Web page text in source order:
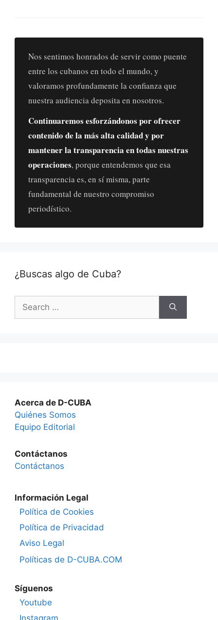
Nos sentimos honrados de servir como puente
entre los cubanos en todo el mundo, y
valoramos profundamente la confianza que
nuestra audiencia deposita en nosotros.
Continuaremos esforzándonos por ofrecer
contenido de la más alta calidad y por
mantener la transparencia en todas nuestras
operaciones, porque entendemos que esa
transparencia es, en sí misma, parte
fundamental de nuestro compromiso
periodístico.
¿Buscas algo de Cuba?
Search
for:
Acerca de D-CUBA
Quiénes Somos
Equipo Editorial
Contáctanos
Contáctanos
Información Legal
Política de Cookies
Política de Privacidad
Aviso Legal
Políticas de D-CUBA.COM
Síguenos
Youtube
Instagram